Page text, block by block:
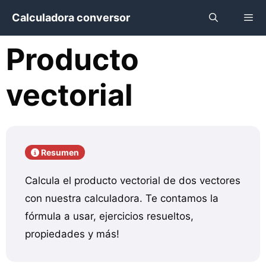
contenido
Calculadora conversor
Producto
vectorial
Resumen
Calcula el producto vectorial de dos vectores
con nuestra calculadora. Te contamos la
fórmula a usar, ejercicios resueltos,
propiedades y más!